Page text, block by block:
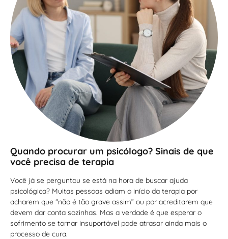
Quando procurar um psicólogo? Sinais de que
você precisa de terapia
Você já se perguntou se está na hora de buscar ajuda
psicológica? Muitas pessoas adiam o início da terapia por
acharem que “não é tão grave assim” ou por acreditarem que
devem dar conta sozinhas. Mas a verdade é que esperar o
sofrimento se tornar insuportável pode atrasar ainda mais o
processo de cura.